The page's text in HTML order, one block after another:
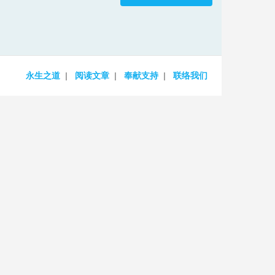
永生之道 阅读文章 奉献支持 联络我们